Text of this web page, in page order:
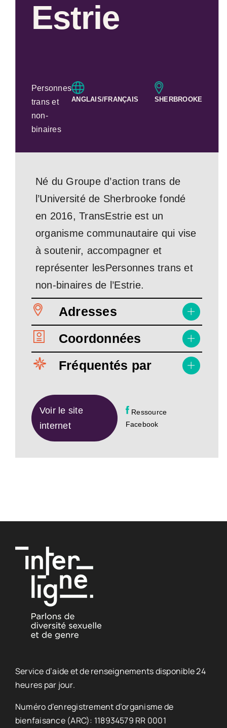
Estrie
Personnes
trans et
non-
binaires
ANGLAIS/FRANÇAIS SHERBROOKE
Né du Groupe d’action trans de
l’Université de Sherbrooke fondé
en 2016, TransEstrie est un
organisme communautaire qui vise
à soutenir, accompagner et
représenter lesPersonnes trans et
non-binaires de l’Estrie.
Adresses
Coordonnées
Fréquentés par
Voir le site
internet
Ressource
Facebook
Service d’aide et de renseignements disponible 24
heures par jour.
Numéro d’enregistrement d’organisme de
bienfaisance (ARC): 118934579 RR 0001